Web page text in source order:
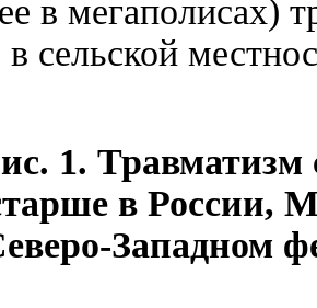
в мегаполисах)
сельской
1.
в России,
Западном